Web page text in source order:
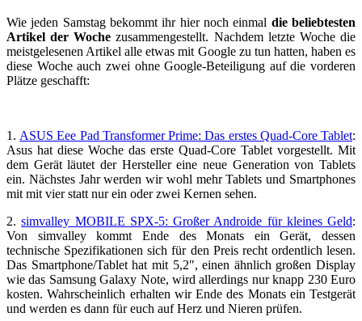
Wie jeden Samstag bekommt ihr hier noch einmal die beliebtesten
Artikel der Woche zusammengestellt. Nachdem letzte Woche die
meistgelesenen Artikel alle etwas mit Google zu tun hatten, haben es
diese Woche auch zwei ohne Google-Beteiligung auf die vorderen
Plätze geschafft:
1. ASUS Eee Pad Transformer Prime: Das erstes Quad-Core Tablet:
Asus hat diese Woche das erste Quad-Core Tablet vorgestellt. Mit
dem Gerät läutet der Hersteller eine neue Generation von Tablets
ein. Nächstes Jahr werden wir wohl mehr Tablets und Smartphones
mit mit vier statt nur ein oder zwei Kernen sehen.
2.simvalley MOBILE SPX-5: Großer Androide für kleines Geld:
Von simvalley kommt Ende des Monats ein Gerät, dessen
technische Spezifikationen sich für den Preis recht ordentlich lesen.
Das Smartphone/Tablet hat mit 5,2″, einen ähnlich großen Display
wie das Samsung Galaxy Note, wird allerdings nur knapp 230 Euro
kosten. Wahrscheinlich erhalten wir Ende des Monats ein Testgerät
und werden es dann für euch auf Herz und Nieren prüfen.